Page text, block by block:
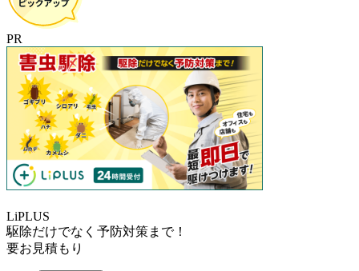
PR
LiPLUS
駆除だけでなく予防対策まで！
要お見積もり